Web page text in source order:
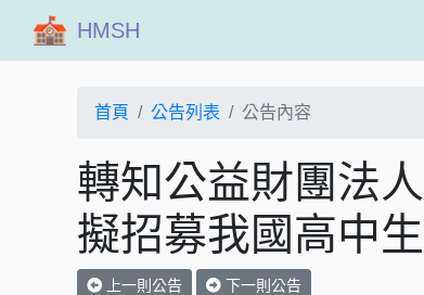
HMSH
首頁 公告列表 公告內容
轉知公益財團法
擬招募我國高中
上一則公告 下一則公告